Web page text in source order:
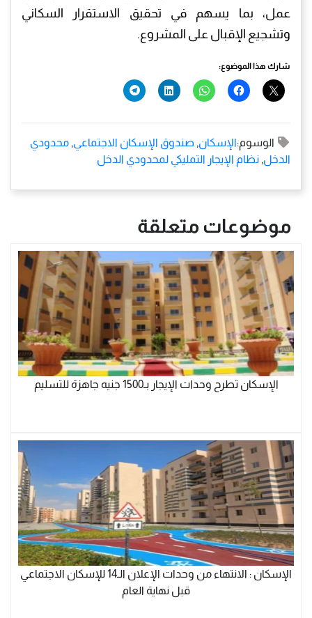
عمل، بما يسهم في تحقيق الاستقرار السكاني
وتشجيع الإقبال على المشروع.
شارك هذا الموضوع:
الوسوم:الإسكان, صندوق الإسكان الاجتماعي, محدودي
الدخل, نظام الإيجار التمليكي لمحدودي الدخل
موضوعات متعلقة
الإسكان تطرح وحدات الإيجار بـ1500 جنيه جاهزة للتسليم
الإسكان : الانتهاء من وحدات الإعلان الـ14 للإسكان الاجتماعي
قبل نهاية العام